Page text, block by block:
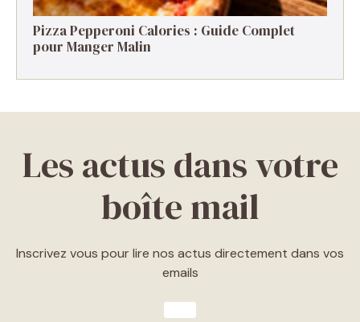
Pizza Pepperoni Calories : Guide Complet
pour Manger Malin
Les actus dans votre
boîte mail
Inscrivez vous pour lire nos actus directement dans vos
emails